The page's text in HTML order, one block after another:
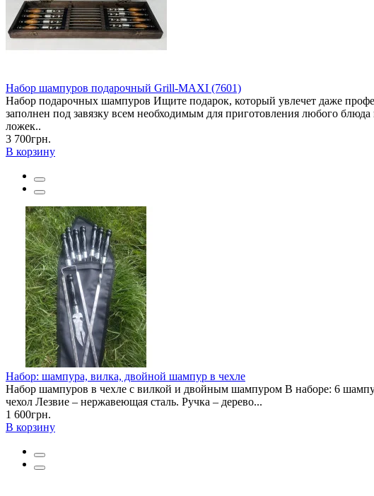
Набор шампуров подарочный Grill-MAXI (7601)
Набор подарочных шампуров Ищите подарок, который увлечет даже
заполнен под завязку всем необходимым для приготовления любого
ложек..
3 700грн.
В корзину
Набор: шампура, вилка, двойной шампур в чехле
Набор шампуров в чехле с вилкой и двойным шампуром В наборе: 6
чехол Лезвие – нержавеющая сталь. Ручка – дерево...
1 600грн.
В корзину